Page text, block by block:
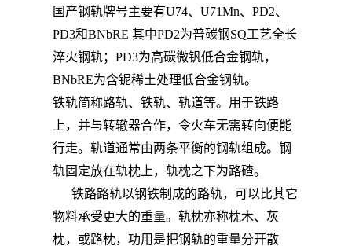
国产钢轨牌号主要有U74、U71Mn、PD2、
PD3和BNbRE 其中PD2为普碳钢SQ工艺全长
淬火钢轨；PD3为高碳微钒低合金钢轨，
BNbRE为含铌稀土处理低合金钢轨。
铁轨简称路轨、铁轨、轨道等。用于铁路
上，并与转辙器合作，令火车无需转向便能
行走。轨道通常由两条平衡的钢轨组成。钢
轨固定放在轨枕上，轨枕之下为路碴。
铁路路轨以钢铁制成的路轨，可以比其它
物料承受更大的重量。轨枕亦称枕木、灰
枕，或路枕，功用是把钢轨的重量分开散